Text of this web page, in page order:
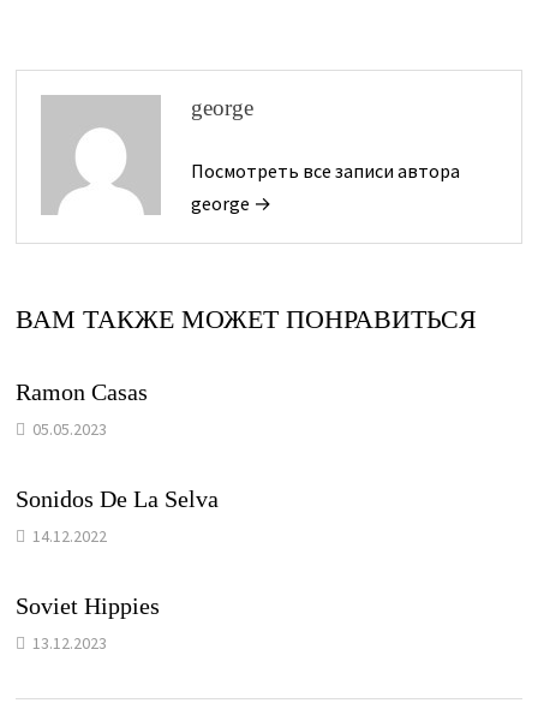
george
Посмотреть все записи автора
george →
ВАМ ТАКЖЕ МОЖЕТ ПОНРАВИТЬСЯ
Ramon Casas
05.05.2023
Sonidos De La Selva
14.12.2022
Soviet Hippies
13.12.2023